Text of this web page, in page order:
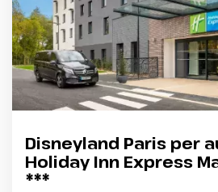
Disneyland Paris per
Holiday Inn Express
***